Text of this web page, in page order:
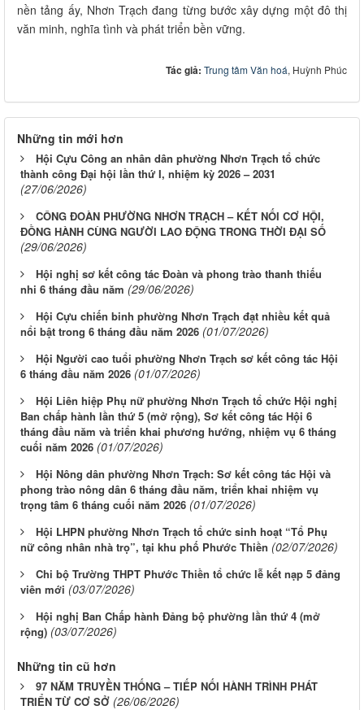
nền tảng ấy, Nhơn Trạch đang từng bước xây dựng một đô thị
văn minh, nghĩa tình và phát triển bền vững.
Tác giả: Trung tâm Văn hoá, Huỳnh Phúc
Những tin mới hơn
Hội Cựu Công an nhân dân phường Nhơn Trạch tổ chức
thành công Đại hội lần thứ I, nhiệm kỳ 2026 – 2031
(27/06/2026)
CÔNG ĐOÀN PHƯỜNG NHƠN TRẠCH – KẾT NỐI CƠ HỘI,
ĐỒNG HÀNH CÙNG NGƯỜI LAO ĐỘNG TRONG THỜI ĐẠI SỐ
(29/06/2026)
Hội nghị sơ kết công tác Đoàn và phong trào thanh thiếu
nhi 6 tháng đầu năm (29/06/2026)
Hội Cựu chiến binh phường Nhơn Trạch đạt nhiều kết quả
nổi bật trong 6 tháng đầu năm 2026 (01/07/2026)
Hội Người cao tuổi phường Nhơn Trạch sơ kết công tác Hội
6 tháng đầu năm 2026 (01/07/2026)
Hội Liên hiệp Phụ nữ phường Nhơn Trạch tổ chức Hội nghị
Ban chấp hành lần thứ 5 (mở rộng), Sơ kết công tác Hội 6
tháng đầu năm và triển khai phương hướng, nhiệm vụ 6 tháng
cuối năm 2026 (01/07/2026)
Hội Nông dân phường Nhơn Trạch: Sơ kết công tác Hội và
phong trào nông dân 6 tháng đầu năm, triển khai nhiệm vụ
trọng tâm 6 tháng cuối năm 2026 (01/07/2026)
Hội LHPN phường Nhơn Trạch tổ chức sinh hoạt “Tổ Phụ
nữ công nhân nhà trọ”, tại khu phố Phước Thiền (02/07/2026)
Chi bộ Trường THPT Phước Thiền tổ chức lễ kết nạp 5 đảng
viên mới (03/07/2026)
Hội nghị Ban Chấp hành Đảng bộ phường lần thứ 4 (mở
rộng) (03/07/2026)
Những tin cũ hơn
97 NĂM TRUYỀN THỐNG – TIẾP NỐI HÀNH TRÌNH PHÁT
TRIỂN TỪ CƠ SỞ (26/06/2026)